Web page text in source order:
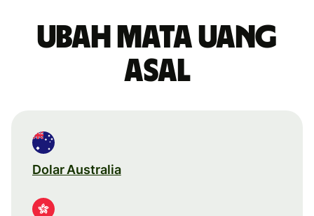
Ubah mata uang
asal
Dolar Australia